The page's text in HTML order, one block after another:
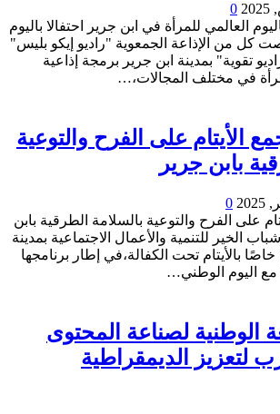
0
العالمي للمرأة في ابن جرير احتفالا باليوم
كل من الإذاعة الجمعوية "راديو إيكو بليس"
تقوية" بمدينة ابن جرير برمجة إذاعية
في مختلف المجالات،…
الأيتام على الفرح والتوعية
بابن جرير
0
على الفرح والتوعية بالسلامة الطرقية بابن
الخير للتنمية والأعمال الاجتماعية بمدينة
خاصًا بالأيتام تحت الكفالة،في إطار برنامجها
مع اليوم الوطني…
الوطنية لصناعة المحتوى
لتعزيز الديمقراطية